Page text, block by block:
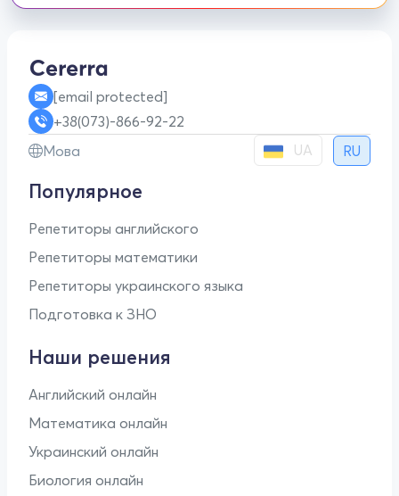
[email protected]
+38(073)-866-92-22
Мова
UA RU
Популярное
Репетиторы английского
Репетиторы математики
Репетиторы украинского языка
Подготовка к ЗНО
Наши решения
Английский онлайн
Математика онлайн
Украинский онлайн
Биология онлайн